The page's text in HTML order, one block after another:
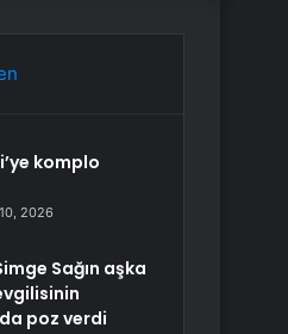
komplo
2026
Sağın aşka
poz verdi